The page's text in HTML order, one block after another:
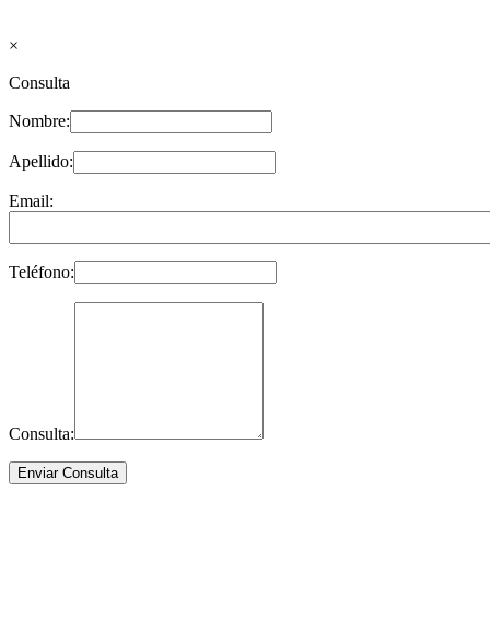
×
Consulta
Nombre:
Apellido:
Email:
Teléfono:
Consulta: